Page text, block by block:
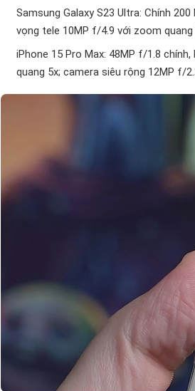
Samsung Galaxy S23 Ultra: Chính
vọng tele 10MP f/4.9 với zoom
iPhone 15 Pro Max: 48MP f/1.8
quang 5x; camera siêu rộng 12MP f/